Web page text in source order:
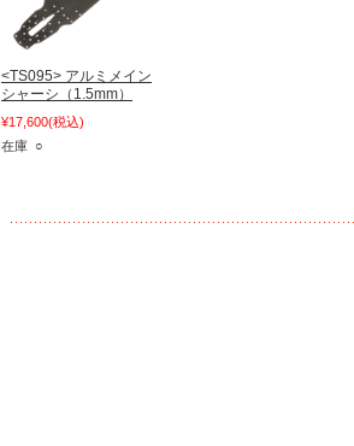
<TS095> アルミメイン
シャーシ（1.5mm）
¥17,600(税込)
在庫 ○